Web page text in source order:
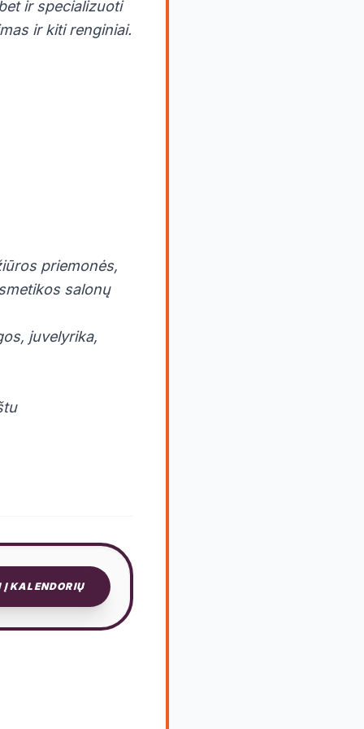
ir specializuoti
ir kiti renginiai.
priemonės,
salonų
juvelyrika,
Į KALENDORIŲ